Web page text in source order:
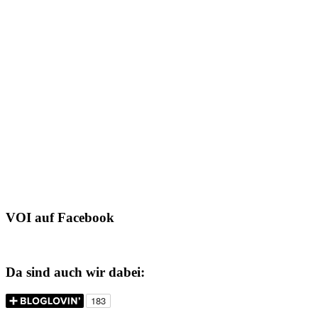
VOI auf Facebook
Da sind auch wir dabei: